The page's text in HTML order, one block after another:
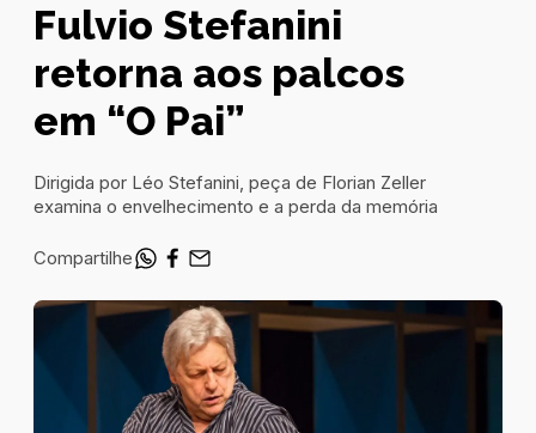
Fulvio Stefanini
retorna aos palcos
em “O Pai”
Dirigida por Léo Stefanini, peça de Florian Zeller
examina o envelhecimento e a perda da memória
Compartilhe